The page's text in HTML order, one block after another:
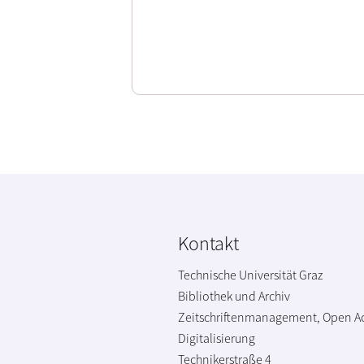
Kontakt
Technische Universität Graz
Bibliothek und Archiv
Zeitschriftenmanagement, Open
Digitalisierung
Technikerstraße 4